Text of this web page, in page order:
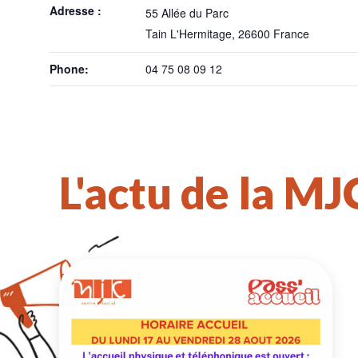
Adresse :
55 Allée du Parc
Tain L'Hermitage, 26600 France
Phone: 04 75 08 09 12
L'actu de la